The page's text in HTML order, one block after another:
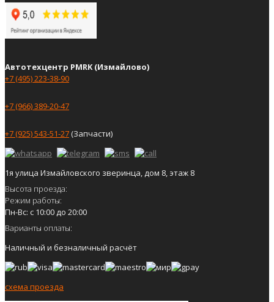
Автотехцентр PMRK (Измайлово)
+7 (495) 223-38-90
+7 (966) 389-20-47
+7 (925) 543-51-27(Запчасти)
1я улица Измайловского зверинца, дом 8, этаж 8
Высота проезда:
Режим работы:
Пн-Вс: с 10:00 до 20:00
Варианты оплаты:
Наличный и безналичный расчёт
схема проезда